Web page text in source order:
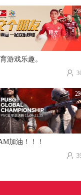
游戏乐趣。
加油！！！